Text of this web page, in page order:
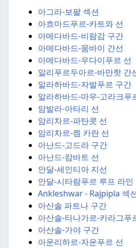
아그라-보팔 섹션
아흐마드푸르-카트와 선
아메다바드-비람감 구간
아메다바드-뭄바이 간선
아메다바드-우다이푸르 선
알리푸르두아르-바만핫 간
알라하바드-자발푸르 구간
알라하바드-마우-고라크푸
암발라-아타리 선
암리차르-파탄콧 선
암리차르-켐 카란 선
아난드-고드라 구간
아난드-캄바트 선
안달-세인티아 지선
안달-시타람푸르 루프 라인
Ankleshwar - Rajpipla 섹
아산솔 파트나 구간
아산솔-타나가르-카라그푸
아산솔-가야 구간
아운리하르-자운푸르 선